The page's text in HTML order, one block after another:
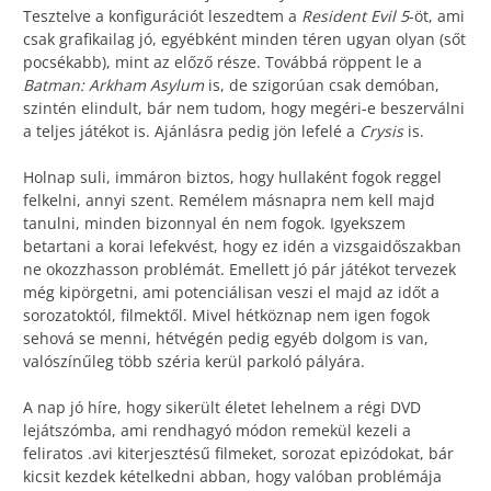
Tesztelve a konfigurációt leszedtem a Resident Evil 5-öt, ami
csak grafikailag jó, egyébként minden téren ugyan olyan (sőt
pocsékabb), mint az előző része. Továbbá röppent le a
Batman: Arkham Asylumis, de szigorúan csak demóban,
szintén elindult, bár nem tudom, hogy megéri-e beszerválni
a teljes játékot is. Ajánlásra pedig jön lefelé a Crysisis.
Holnap suli, immáron biztos, hogy hullaként fogok reggel
felkelni, annyi szent. Remélem másnapra nem kell majd
tanulni, minden bizonnyal én nem fogok. Igyekszem
betartani a korai lefekvést, hogy ez idén a vizsgaidőszakban
ne okozzhasson problémát. Emellett jó pár játékot tervezek
még kipörgetni, ami potenciálisan veszi el majd az időt a
sorozatoktól, filmektől. Mivel hétköznap nem igen fogok
sehová se menni, hétvégén pedig egyéb dolgom is van,
valószínűleg több széria kerül parkoló pályára.
A nap jó híre, hogy sikerült életet lehelnem a régi DVD
lejátszómba, ami rendhagyó módon remekül kezeli a
feliratos .avi kiterjesztésű filmeket, sorozat epizódokat, bár
kicsit kezdek kételkedni abban, hogy valóban problémája